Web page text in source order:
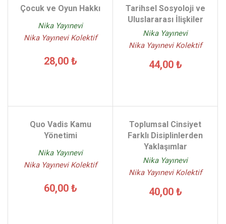
Çocuk ve Oyun Hakkı
Nika Yayınevi
Nika Yayınevi Kolektif
28,00 ₺
Tarihsel Sosyoloji ve
Uluslararası İlişkiler
Nika Yayınevi
Nika Yayınevi Kolektif
44,00 ₺
Quo Vadis Kamu
Yönetimi
Nika Yayınevi
Nika Yayınevi Kolektif
60,00 ₺
Toplumsal Cinsiyet
Farklı Disiplinlerden
Yaklaşımlar
Nika Yayınevi
Nika Yayınevi Kolektif
40,00 ₺